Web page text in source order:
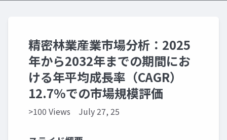
精密林業産業市場分析：2025
年から2032年までの期間にお
ける年平均成長率（CAGR）
12.7%での市場規模評価
>100 Views July 27, 25